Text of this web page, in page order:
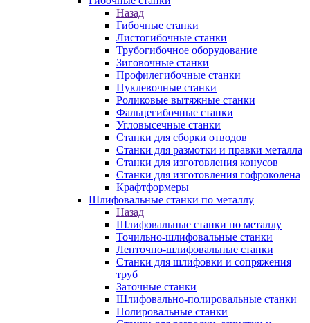
Назад
Гибочные станки
Листогибочные станки
Трубогибочное оборудование
Зиговочные станки
Профилегибочные станки
Пуклевочные станки
Роликовые вытяжные станки
Фальцегибочные станки
Угловысечные станки
Станки для сборки отводов
Станки для размотки и правки металла
Станки для изготовления конусов
Станки для изготовления гофроколена
Крафтформеры
Шлифовальные станки по металлу
Назад
Шлифовальные станки по металлу
Точильно-шлифовальные станки
Ленточно-шлифовальные станки
Станки для шлифовки и сопряжения
труб
Заточные станки
Шлифовально-полировальные станки
Полировальные станки